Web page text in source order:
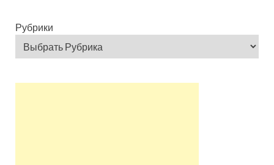
Рубрики